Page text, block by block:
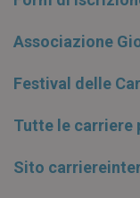
Associazione
Festival delle
Tutte le carriere
Sito